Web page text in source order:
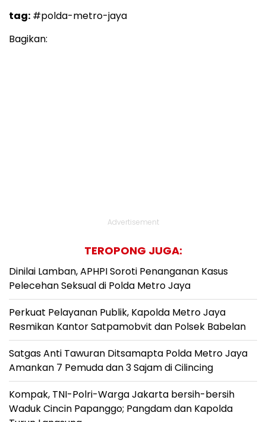
tag: #polda-metro-jaya
Bagikan:
Advertisement
TEROPONG JUGA:
Dinilai Lamban, APHPI Soroti Penanganan Kasus
Pelecehan Seksual di Polda Metro Jaya
Perkuat Pelayanan Publik, Kapolda Metro Jaya
Resmikan Kantor Satpamobvit dan Polsek Babelan
Satgas Anti Tawuran Ditsamapta Polda Metro Jaya
Amankan 7 Pemuda dan 3 Sajam di Cilincing
Kompak, TNI-Polri-Warga Jakarta bersih-bersih
Waduk Cincin Papanggo; Pangdam dan Kapolda